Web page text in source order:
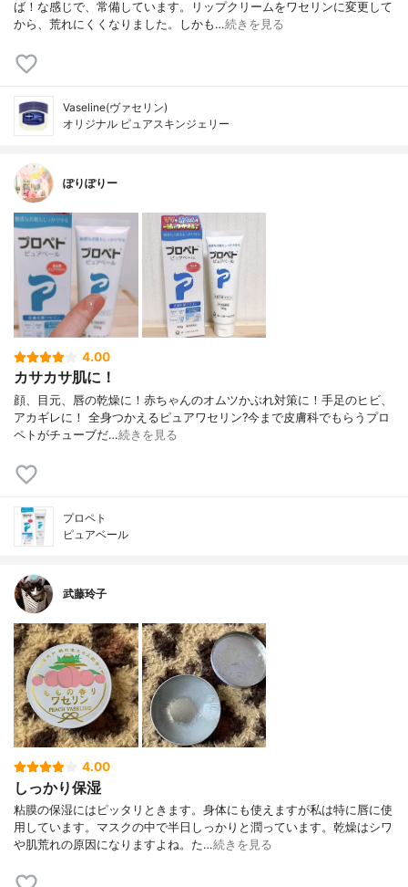
ば！な感じで、常備しています。リップクリームをワセリンに変更して
から、荒れにくくなりました。しかも…続きを見る
Vaseline(ヴァセリン)
オリジナル ピュアスキンジェリー
ぽりぽりー
4.00
カサカサ肌に！
顔、目元、唇の乾燥に！ 赤ちゃんのオムツかぶれ対策に！ 手足のヒビ、
アカギレに！ 全身つかえるピュアワセリン? 今まで皮膚科でもらうプロ
ペトが チューブだ…続きを見る
プロペト
ピュアベール
武藤玲子
4.00
しっかり保湿
粘膜の保湿にはピッタリときます。身体にも使えますが私は特に唇に使
用しています。マスクの中で半日しっかりと潤っています。乾燥はシワ
や肌荒れの原因になりますよね。た…続きを見る